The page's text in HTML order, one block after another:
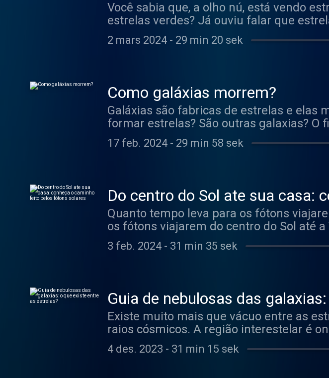
Você sabia que, a olho nú, está vendo
estrelas verdes? Já ouviu falar que
para ouvir curiosidades de estrelas com
2 mars 2024 - 29 min 20 sek
Como galáxias morrem?
Galáxias são fabricas de estrelas e elas
formar estrelas? São outras galaxias? O
aprender em 30 minutos com a
17 feb. 2024 - 29 min 58 sek
Do centro do Sol ate sua casa:
solares
Quanto tempo leva para os fótons
os fótons viajarem do centro do Sol até
astrônoma Camila sobre o caminho dos
3 feb. 2024 - 31 min 35 sek
Guia de nebulosas das
Existe muito mais que vácuo entre as
raios cósmicos. A região interestelar é
enriquecida. Separe 30 minutos do seu
sobre o que há entre as estrelas.
4 des. 2023 - 31 min 15 sek